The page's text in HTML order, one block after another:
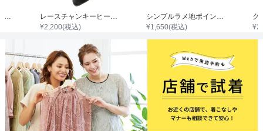
¥2,200(税込)
¥1,650(税込) ¥